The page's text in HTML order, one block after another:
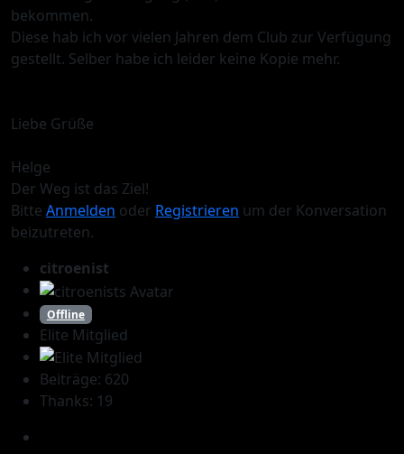
bekommen.
Diese hab ich vor vielen Jahren dem Club zur Verfügung
gestellt. Selber habe ich leider keine Kopie mehr.
Liebe Grüße
Helge
Der Weg ist das Ziel!
Bitte Anmelden oder Registrieren um der Konversation
beizutreten.
citroenist
Offline
Elite Mitglied
Beiträge: 620
Thanks: 19